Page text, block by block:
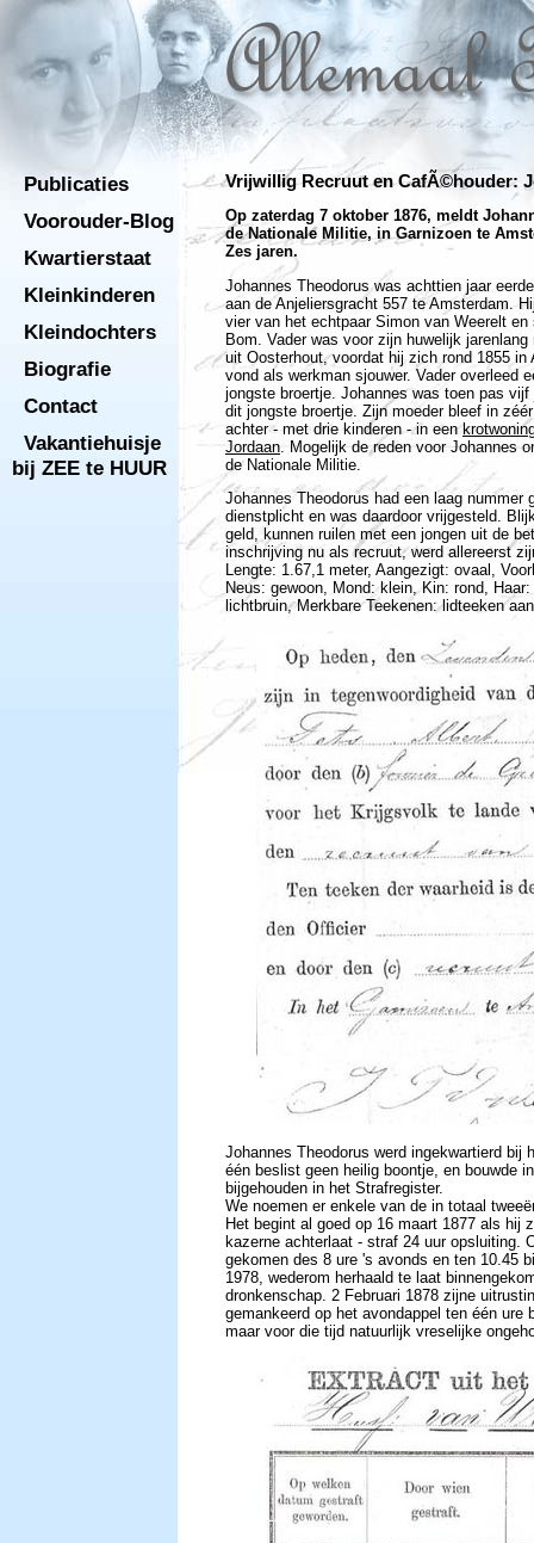
Publicaties
Voorouder-Blog
Kwartierstaat
Kleinkinderen
Kleindochters
Biografie
Contact
Vakantiehuisje
bij ZEE te HUUR
Vrijwillig Recruut en CafÃ©houder:
Op zaterdag 7 oktober 1876, meldt
de Nationale Militie, in Garnizoen te
Zes jaren.
Johannes Theodorus was achttien jaar
aan de Anjeliersgracht 557 te Amsterdam.
vier van het echtpaar Simon van Weerelt
Bom. Vader was voor zijn huwelijk
uit Oosterhout, voordat hij zich rond 1855
vond als werkman sjouwer. Vader overleed
jongste broertje. Johannes was toen pas
dit jongste broertje. Zijn moeder bleef in
achter - met drie kinderen - in een
Jordaan . Mogelijk de reden voor Johannes
de Nationale Militie.
Johannes Theodorus had een laag nummer
dienstplicht en was daardoor vrijgesteld.
geld, kunnen ruilen met een jongen uit de
inschrijving nu als recruut, werd allereerst
Lengte: 1.67,1 meter, Aangezigt: ovaal,
Neus: gewoon, Mond: klein, Kin: rond,
lichtbruin, Merkbare Teekenen: lidteeken
Johannes Theodorus werd ingekwartierd
één beslist geen heilig boontje, en bouwde
bijgehouden in het Strafregister.
We noemen er enkele van de in totaal
Het begint al goed op 16 maart 1877 als hij
kazerne achterlaat - straf 24 uur opsluiting.
gekomen des 8 ure 's avonds en ten 10.45
1978, wederom herhaald te laat
dronkenschap. 2 Februari 1878 zijne
gemankeerd op het avondappel ten één
maar voor die tijd natuurlijk vreselijke